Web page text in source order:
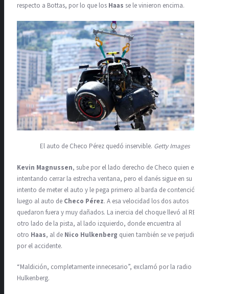
respecto a Bottas, por lo que los Haas se le vinieron encima.
El auto de Checo Pérez quedó inservible. Getty Images
Kevin Magnussen, sube por el lado derecho de Checo quien está
intentando cerrar la estrecha ventana, pero el danés sigue en su
intento de meter el auto y le pega primero al barda de contención y
luego al auto de Checo Pérez. A esa velocidad los dos autos
quedaron fuera y muy dañados. La inercia del choque llevó al RB20 al
otro lado de la pista, al lado izquierdo, donde encuentra al
otro Haas, al de Nico Hulkenberg quien también se ve perjudicado
por el accidente.
“Maldición, completamente innecesario”, exclamó por la radio
Hulkenberg.